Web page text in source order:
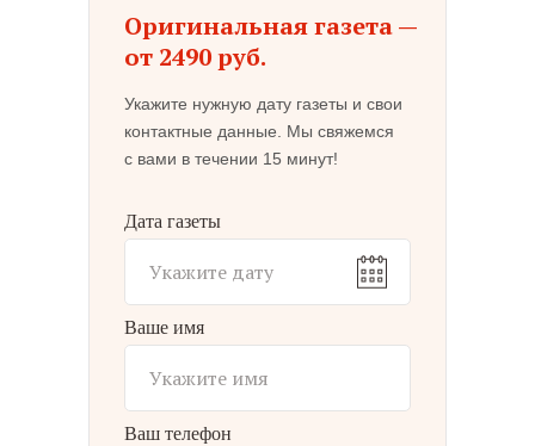
Оригинальная газета —
от 2490 руб.
Укажите нужную дату газеты и свои
контактные данные. Мы свяжемся
с вами в течении 15 минут!
Дата газеты
Ваше имя
Ваш телефон